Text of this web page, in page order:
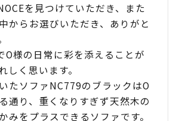
を見つけていただき、また
からお選びいただき、ありがと
O様の日常に彩を添えることが
しく思います。
たソファNC779のブラックはO
通り、重くなりすぎず天然木の
みをプラスできるソファです。